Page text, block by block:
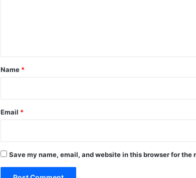
*
Name *
Email *
Save my name, email, and website in this browser for the